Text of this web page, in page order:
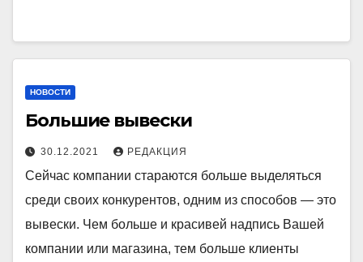
НОВОСТИ
Большие вывески
30.12.2021 РЕДАКЦИЯ
Сейчас компании стараются больше выделяться
среди своих конкурентов, одним из способов — это
вывески. Чем больше и красивей надпись Вашей
компании или магазина, тем больше клиенты